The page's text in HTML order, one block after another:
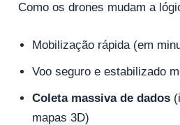
Como os drones mudam a
Mobilização rápida (em
Voo seguro e estabilizado
Coleta massiva de dados
mapas 3D)